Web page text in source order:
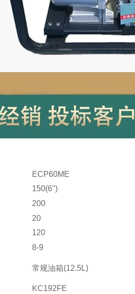
ECP60ME
150(6")
200
20
120
8-9
常规油箱(12.5L)
KC192FE